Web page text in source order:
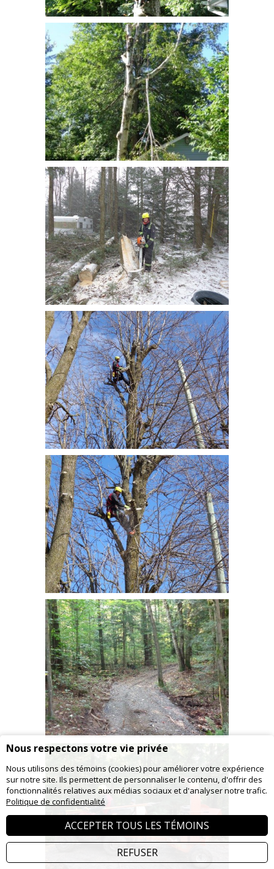
Nous respectons votre vie privée
Nous utilisons des témoins (cookies) pour améliorer votre expérience
sur notre site. Ils permettent de personnaliser le contenu, d'offrir des
fonctionnalités relatives aux médias sociaux et d'analyser notre trafic.
Politique de confidentialité
ACCEPTER TOUS LES TÉMOINS
REFUSER